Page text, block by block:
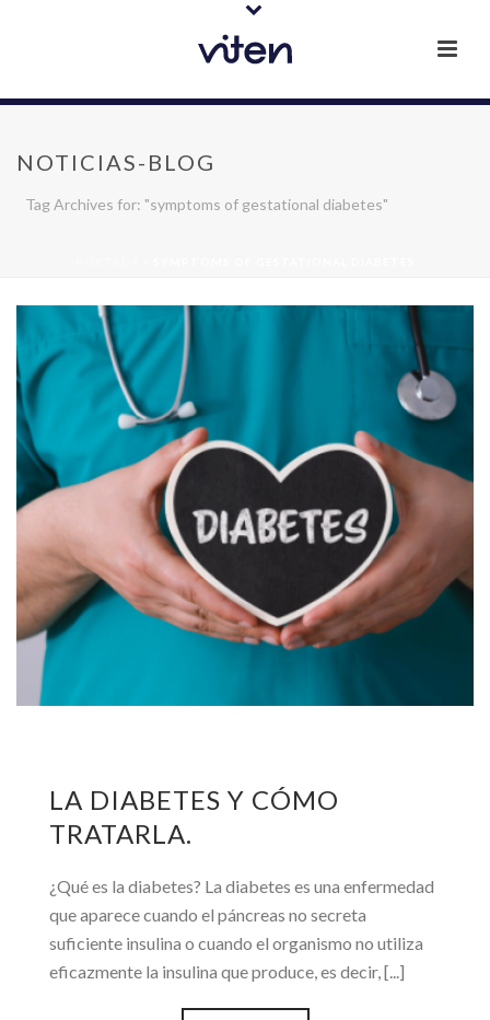
NOTICIAS-BLOG
Tag Archives for: "symptoms of gestational diabetes"
LA DIABETES Y CÓMO
TRATARLA.
¿Qué es la diabetes? La diabetes es una enfermedad
que aparece cuando el páncreas no secreta
suficiente insulina o cuando el organismo no utiliza
eficazmente la insulina que produce, es decir, [...]